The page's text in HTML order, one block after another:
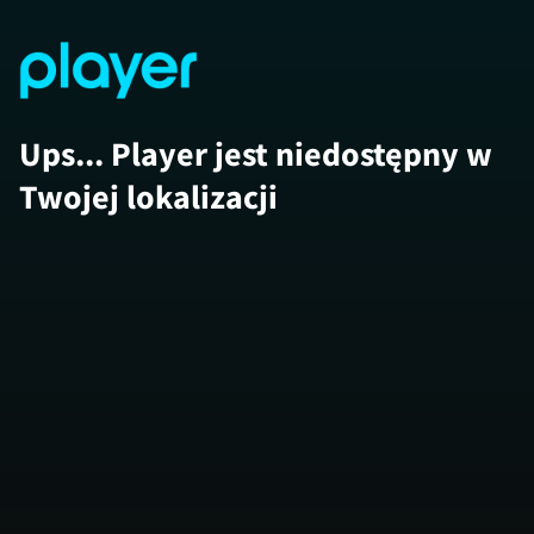
Ups... Player jest niedostępny w
Twojej lokalizacji